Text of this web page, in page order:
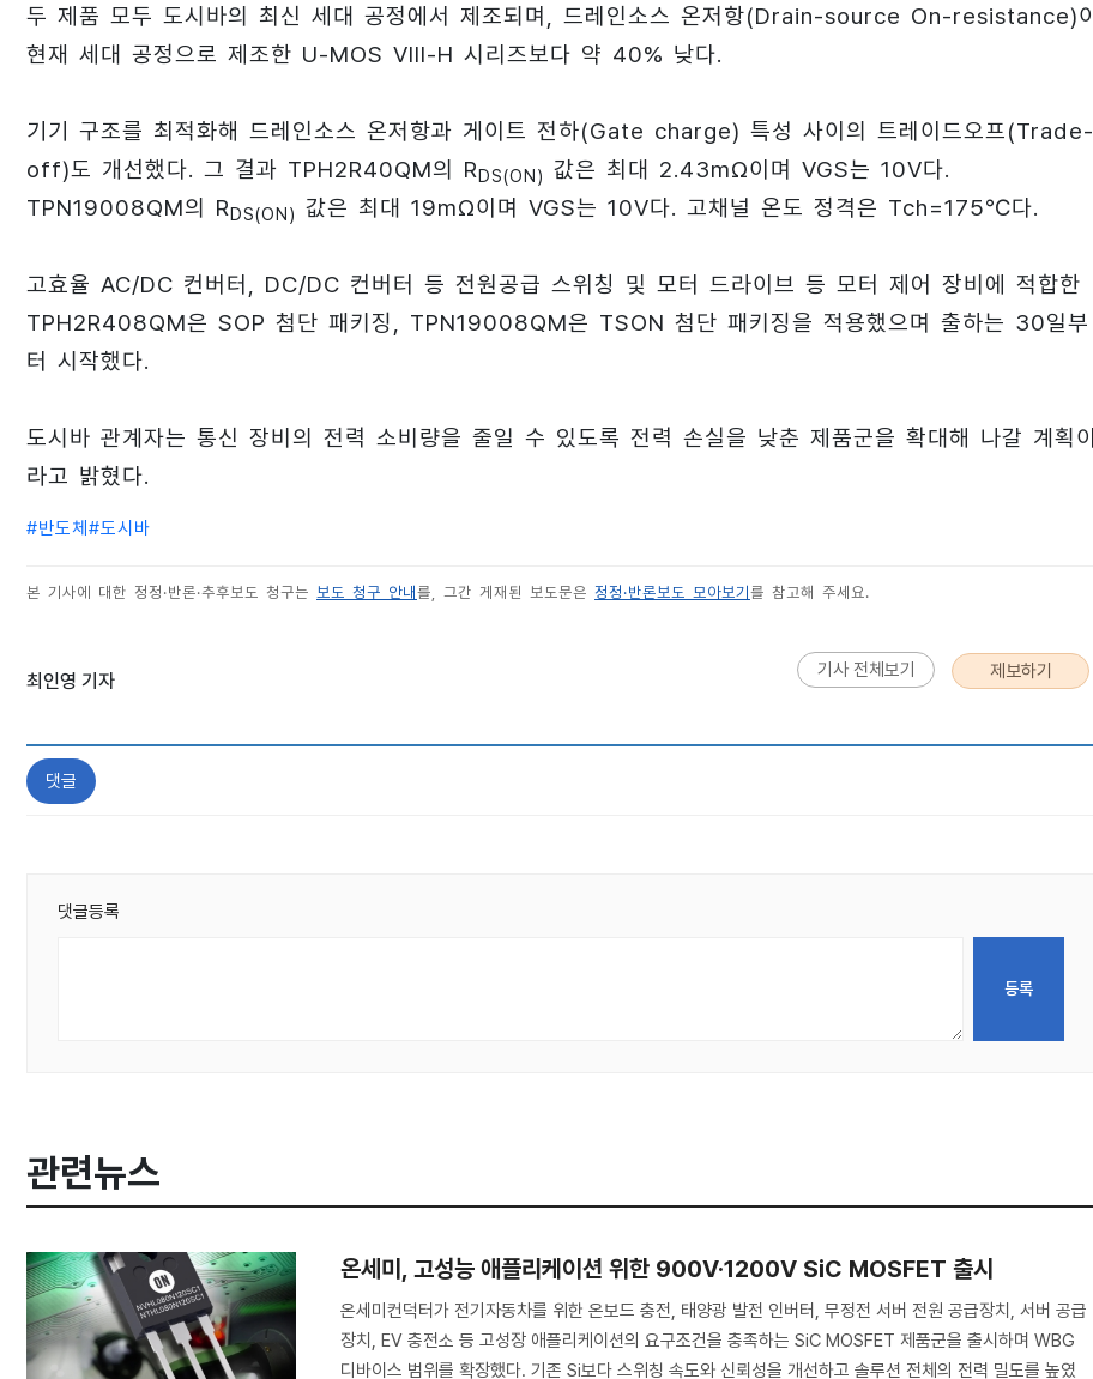
두 제품 모두 도시바의 최신 세대 공정에서 제조되며, 드레인소스 온저항(Drain-source On-resistance)이
현재 세대 공정으로 제조한 U-MOS VIII-H 시리즈보다 약 40% 낮다.
기기 구조를 최적화해 드레인소스 온저항과 게이트 전하(Gate charge) 특성 사이의 트레이드오프(Trade-
off)도 개선했다. 그 결과 TPH2R40QM의 RDS(ON) 값은 최대 2.43mΩ이며 VGS는 10V다.
TPN19008QM의 RDS(ON) 값은 최대 19mΩ이며 VGS는 10V다. 고채널 온도 정격은 Tch=175℃다.
고효율 AC/DC 컨버터, DC/DC 컨버터 등 전원공급 스위칭 및 모터 드라이브 등 모터 제어 장비에 적합한
TPH2R408QM은 SOP 첨단 패키징, TPN19008QM은 TSON 첨단 패키징을 적용했으며 출하는 30일부
터 시작했다.
도시바 관계자는 통신 장비의 전력 소비량을 줄일 수 있도록 전력 손실을 낮춘 제품군을 확대해 나갈 계획이
라고 밝혔다.
#반도체 #도시바
본 기사에 대한 정정·반론·추후보도 청구는 보도 청구 안내 를, 그간 게재된 보도문은 정정·반론보도 모아보기 를 참고해 주세요.
최인영 기자 기사 전체보기 제보하기
댓글
댓글등록
관련뉴스
온세미, 고성능 애플리케이션 위한 900V·1200V SiC MOSFET 출시
온세미컨덕터가 전기자동차를 위한 온보드 충전, 태양광 발전 인버터, 무정전 서버 전원 공급장치, 서버 공급
장치, EV 충전소 등 고성장 애플리케이션의 요구조건을 충족하는 SiC MOSFET 제품군을 출시하며 WBG
디바이스 범위를 확장했다. 기존 Si보다 스위칭 속도와 신뢰성을 개선하고 솔루션 전체의 전력 밀도를 높였